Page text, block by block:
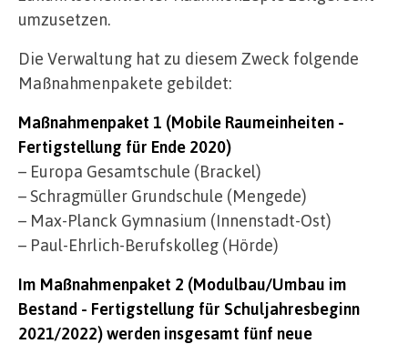
umzusetzen.
Die Verwaltung hat zu diesem Zweck folgende
Maßnahmenpakete gebildet:
Maßnahmenpaket 1 (Mobile Raumeinheiten -
Fertigstellung für Ende 2020)
– Europa Gesamtschule (Brackel)
– Schragmüller Grundschule (Mengede)
– Max-Planck Gymnasium (Innenstadt-Ost)
– Paul-Ehrlich-Berufskolleg (Hörde)
Im Maßnahmenpaket 2 (Modulbau/Umbau im
Bestand - Fertigstellung für Schuljahresbeginn
2021/2022) werden insgesamt fünf neue